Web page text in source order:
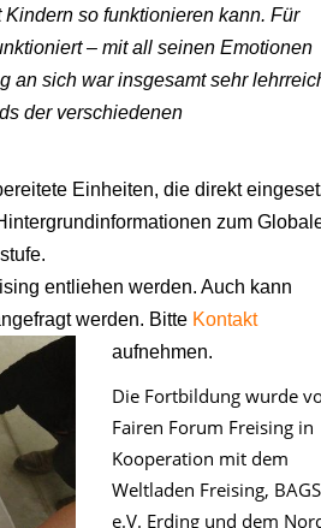
so funktionieren kann. Für
– mit all seinen Emotionen
an sich war insgesamt sehr
der verschiedenen
Einheiten, die direkt
zum
entliehen werden. Auch kann
werden. Bitte Kontakt
aufnehmen.
Die Fortbildung wurde
Fairen Forum Freising in
Kooperation mit dem
Weltladen Freising, BAGS
e.V. Erding und dem